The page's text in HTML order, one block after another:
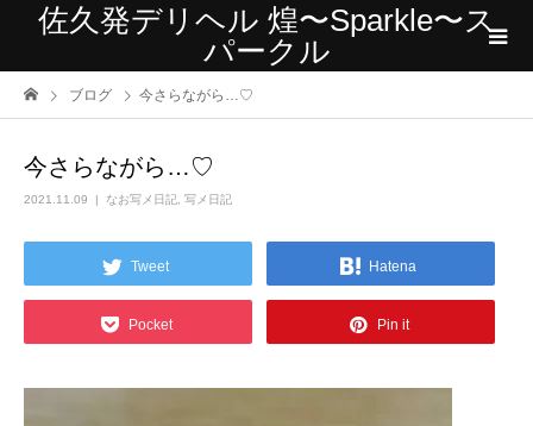
佐久発デリヘル 煌〜Sparkle〜ス
パークル
ブログ 今さらながら…♡
今さらながら…♡
2021.11.09 なお写メ日記 写メ日記
Tweet Hatena
Pocket Pin it